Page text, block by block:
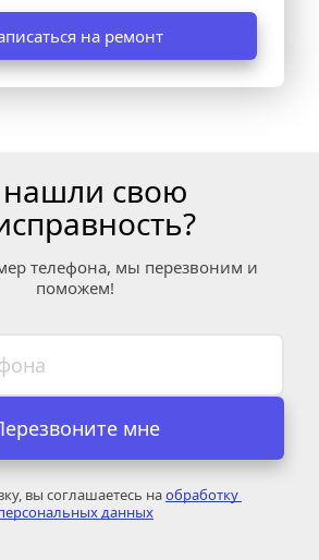
на ремонт
свою
телефона, мы перезвоним и
поможем!
мне
вы соглашаетесь на обработку
данных